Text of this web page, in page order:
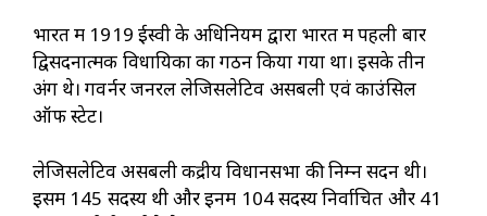
भारत में 1919 ईस्वी के अधिनियम द्वारा भारत में पहली बार
द्विसदनात्मक विधायिका का गठन किया गया था। इसके तीन
अंग थे। गवर्नर जनरल लेजिसलेटिव असेंबली एवं काउंसिल
ऑफ स्टेट।
लेजिसलेटिव असेंबली केंद्रीय विधानसभा की निम्न सदन थी।
इसमें 145 सदस्य थी और इनमें 104 सदस्य निर्वाचित और 41